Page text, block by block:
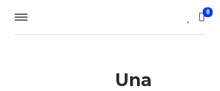
0
Una